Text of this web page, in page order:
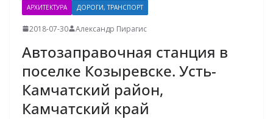
АРХИТЕКТУРА ДОРОГИ, ТРАНСПОРТ
2018-07-30 Александр Пирагис
Автозаправочная станция в
поселке Козыревске. Усть-
Камчатский район,
Камчатский край